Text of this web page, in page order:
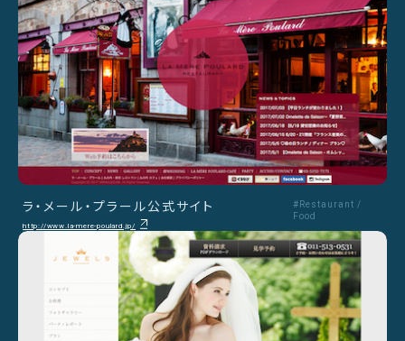
ラ・メール・プラール公式サイト
http://www.la-mere-poulard.jp/
#Restaurant /
Food